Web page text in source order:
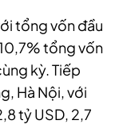
tổng vốn đầu
tổng vốn
kỳ. Tiếp
Hà Nội, với
tỷ USD, 2,7